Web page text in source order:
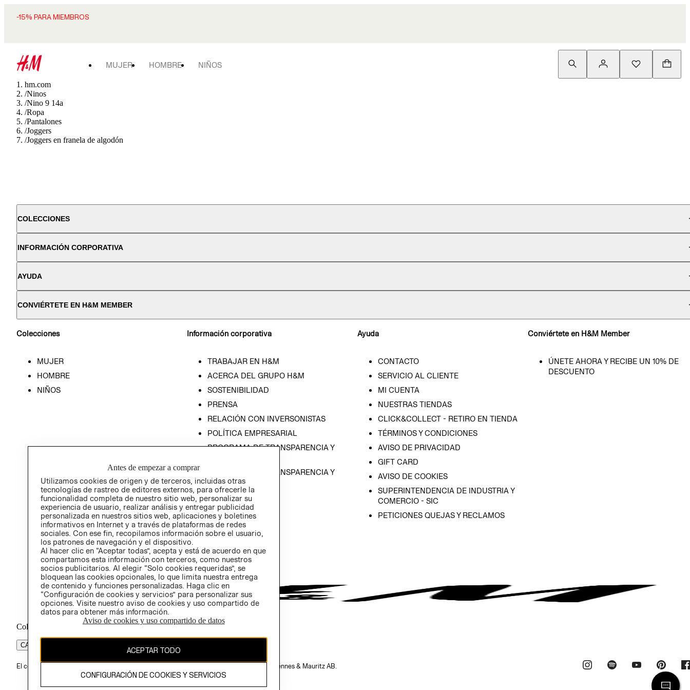
-15% PARA MIEMBROS
MUJER HOMBRE NIÑOS
hm.com
/Ninos
/Nino 9 14a
/Ropa
/Pantalones
/Joggers
/Joggers en franela de algodón
COLECCIONES
INFORMACIÓN CORPORATIVA
AYUDA
CONVIÉRTETE EN H&M MEMBER
Colecciones
MUJER
HOMBRE
NIÑOS
Información corporativa
TRABAJAR EN H&M
ACERCA DEL GRUPO H&M
SOSTENIBILIDAD
PRENSA
RELACIÓN CON INVERSONISTAS
POLÍTICA EMPRESARIAL
PROGRAMA DE TRANSPARENCIA Y
PROGRAMA DE TRANSPARENCIA Y
ÉTICA (INGLÉS)
Ayuda
CONTACTO
SERVICIO AL CLIENTE
MI CUENTA
NUESTRAS TIENDAS
CLICK&COLLECT - RETIRO EN TIENDA
TÉRMINOS Y CONDICIONES
AVISO DE PRIVACIDAD
GIFT CARD
AVISO DE COOKIES
SUPERINTENDENCIA DE INDUSTRIA Y
COMERCIO - SIC
PETICIONES QUEJAS Y RECLAMOS
Conviértete en H&M Member
ÚNETE AHORA Y RECIBE UN 10% DE
DESCUENTO
Colombia ($)
CAMBIAR REGIÓN
El contenido de esta página web está protegido por copyright y es propiedad de H&M Hennes & Mauritz AB.
Antes de empezar a comprar
Utilizamos cookies de origen y de terceros, incluidas otras
tecnologías de rastreo de editores externos, para ofrecerle la
funcionalidad completa de nuestro sitio web, personalizar su
experiencia de usuario, realizar análisis y entregar publicidad
personalizada en nuestros sitios web, aplicaciones y boletines
informativos en Internet y a través de plataformas de redes
sociales. Con ese fin, recopilamos información sobre el usuario,
los patrones de navegación y el dispositivo.
Al hacer clic en “Aceptar todas”, acepta y está de acuerdo en que
compartamos esta información con terceros, como nuestros
socios publicitarios. Al elegir “Solo cookies requeridas”, se
bloquean las cookies opcionales, lo que limita nuestra entrega
de contenido y funciones personalizadas. Haga clic en
“Configuración de cookies y servicios” para personalizar sus
opciones. Visite nuestro aviso de cookies y uso compartido de
datos para obtener más información.
Aviso de cookies y uso compartido de datos
ACEPTAR TODO
CONFIGURACIÓN DE COOKIES Y SERVICIOS